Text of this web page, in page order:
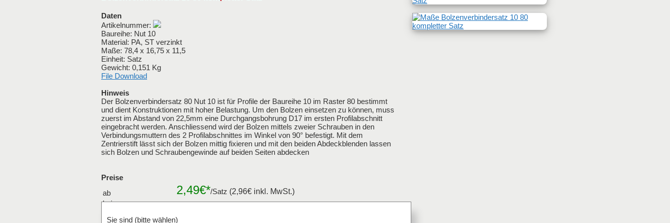
Daten
Artikelnummer:
Baureihe: Nut 10
Material: PA, ST verzinkt
Maße: 78,4 x 16,75 x 11,5
Einheit: Satz
Gewicht: 0,151 Kg
File Download
Hinweis
Der Bolzenverbindersatz 80 Nut 10 ist für Profile der Baureihe 10 im Raster 80 bestimmt
und dient Konstruktionen mit hoher Belastung. Um den Bolzen einsetzen zu können, muss
zuerst im Abstand von 22,5mm eine Durchgangsbohrung D17 im ersten Profilabschnitt
eingebracht werden. Anschliessend wird der Bolzen mittels zweier Schrauben in den
Verbindungsmuttern des 2 Profilabschnittes im Winkel von 90° befestigt. Mit dem
Zentrierstift lässt sich der Bolzen mittig fixieren und mit den beiden Abdeckblenden lassen
sich Bolzen und Schraubengewinde auf beiden Seiten abdecken
Preise
Sie sind (bitte wählen)
ab 2,49€*/Satz (2,96€ inkl. MwSt.)
bei